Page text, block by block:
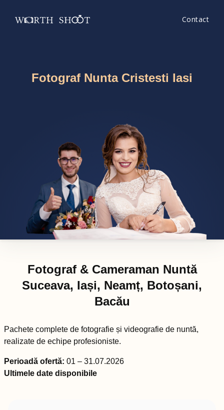
Contact
Fotograf Nunta Cristesti Iasi
Fotograf & Cameraman Nuntă
Suceava, Iași, Neamț, Botoșani,
Bacău
Pachete complete de fotografie și videografie de nuntă,
realizate de echipe profesioniste.
Perioadă ofertă: 01 – 31.07.2026
Ultimele date disponibile